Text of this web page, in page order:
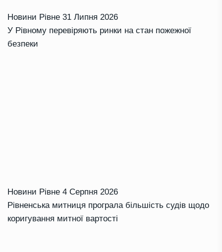
Новини Рівне 31 Липня 2026
У Рівному перевіряють ринки на стан пожежної
безпеки
Новини Рівне 4 Серпня 2026
Рівненська митниця програла більшість судів щодо
коригування митної вартості